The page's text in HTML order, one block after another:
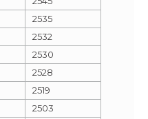
2535
2532
2530
2528
2519
2503